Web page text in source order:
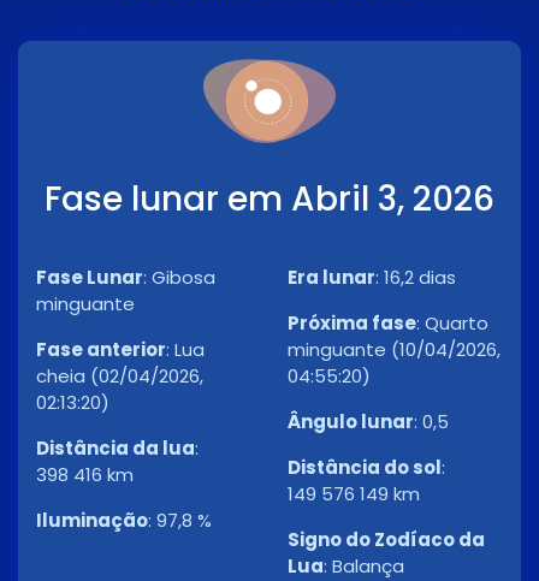
Fase lunar em Abril 3, 2026
Fase Lunar: Gibosa
minguante
Fase anterior: Lua
cheia (02/04/2026,
02:13:20)
Distância da lua:
398 416 km
Iluminação: 97,8 %
Era lunar: 16,2 dias
Próxima fase: Quarto
minguante (10/04/2026,
04:55:20)
Ângulo lunar: 0,5
Distância do sol:
149 576 149 km
Signo do Zodíaco da
Lua: Balança